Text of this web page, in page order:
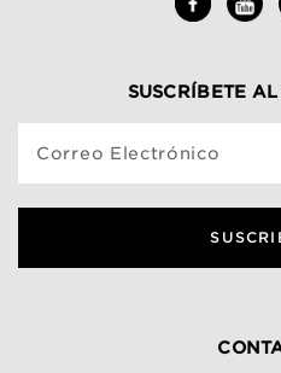
SUSCRÍBETE
Correo Electrónico